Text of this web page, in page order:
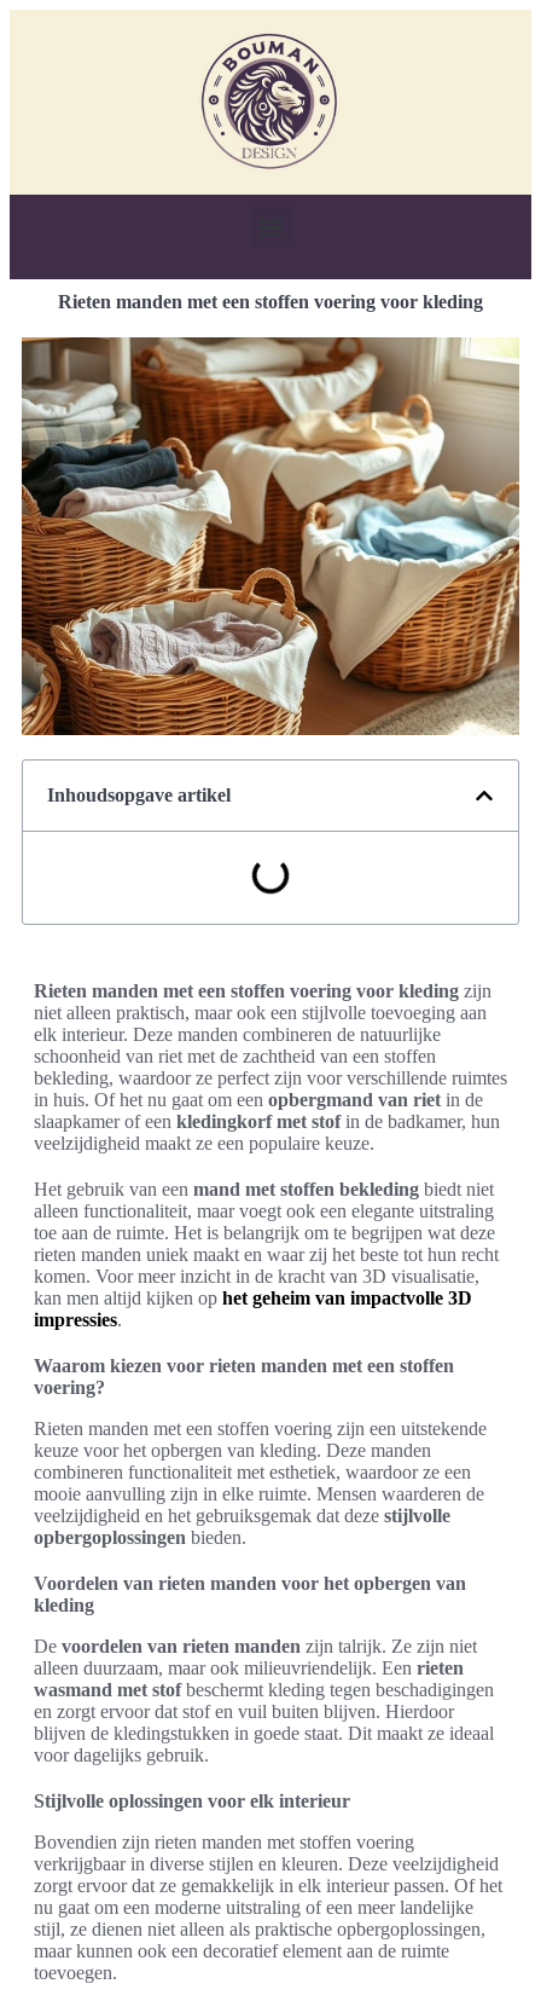
Rieten manden met een stoffen voering voor kleding
Inhoudsopgave artikel
Rieten manden met een stoffen voering voor kleding zijn
niet alleen praktisch, maar ook een stijlvolle toevoeging aan
elk interieur. Deze manden combineren de natuurlijke
schoonheid van riet met de zachtheid van een stoffen
bekleding, waardoor ze perfect zijn voor verschillende ruimtes
in huis. Of het nu gaat om een opbergmand van riet in de
slaapkamer of een kledingkorf met stofin de badkamer, hun
veelzijdigheid maakt ze een populaire keuze.
Het gebruik van een mand met stoffen bekleding biedt niet
alleen functionaliteit, maar voegt ook een elegante uitstraling
toe aan de ruimte. Het is belangrijk om te begrijpen wat deze
rieten manden uniek maakt en waar zij het beste tot hun recht
komen. Voor meer inzicht in de kracht van 3D visualisatie,
kan men altijd kijken op het geheim van impactvolle 3D
impressies.
Waarom kiezen voor rieten manden met een stoffen
voering?
Rieten manden met een stoffen voering zijn een uitstekende
keuze voor het opbergen van kleding. Deze manden
combineren functionaliteit met esthetiek, waardoor ze een
mooie aanvulling zijn in elke ruimte. Mensen waarderen de
veelzijdigheid en het gebruiksgemak dat deze stijlvolle
opbergoplossingen bieden.
Voordelen van rieten manden voor het opbergen van
kleding
De voordelen van rieten manden zijn talrijk. Ze zijn niet
alleen duurzaam, maar ook milieuvriendelijk. Een rieten
wasmand met stofbeschermt kleding tegen beschadigingen
en zorgt ervoor dat stof en vuil buiten blijven. Hierdoor
blijven de kledingstukken in goede staat. Dit maakt ze ideaal
voor dagelijks gebruik.
Stijlvolle oplossingen voor elk interieur
Bovendien zijn rieten manden met stoffen voering
verkrijgbaar in diverse stijlen en kleuren. Deze veelzijdigheid
zorgt ervoor dat ze gemakkelijk in elk interieur passen. Of het
nu gaat om een moderne uitstraling of een meer landelijke
stijl, ze dienen niet alleen als praktische opbergoplossingen,
maar kunnen ook een decoratief element aan de ruimte
toevoegen.